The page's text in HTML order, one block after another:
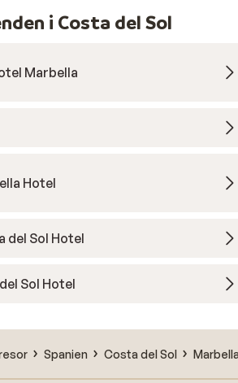
i Costa del Sol
Marbella
Hotel
del Sol Hotel
Sol Hotel
Spanien Costa del Sol Marbella